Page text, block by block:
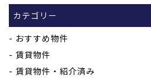
カテゴリー
おすすめ物件
賃貸物件
賃貸物件・紹介済み